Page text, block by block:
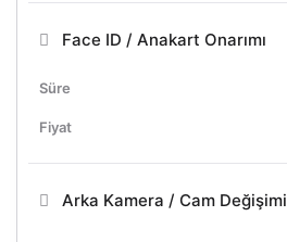
Face ID / Anakart Onarımı
Arka Kamera / Cam Değişimi